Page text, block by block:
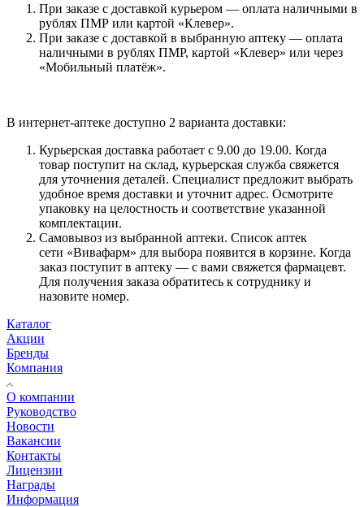
При заказе с доставкой курьером — оплата наличными в
рублях ПМР или картой «Клевер».
При заказе с доставкой в выбранную аптеку — оплата
наличными в рублях ПМР, картой «Клевер» или через
«Мобильный платёж».
В интернет-аптеке доступно 2 варианта доставки:
Курьерская доставка работает с 9.00 до 19.00. Когда
товар поступит на склад, курьерская служба свяжется
для уточнения деталей. Специалист предложит выбрать
удобное время доставки и уточнит адрес. Осмотрите
упаковку на целостность и соответствие указанной
комплектации.
Самовывоз из выбранной аптеки. Список аптек
сети «Вивафарм» для выбора появится в корзине. Когда
заказ поступит в аптеку — с вами свяжется фармацевт.
Для получения заказа обратитесь к сотруднику и
назовите номер.
Каталог
Акции
Бренды
Компания
О компании
Руководство
Новости
Вакансии
Контакты
Лицензии
Награды
Информация